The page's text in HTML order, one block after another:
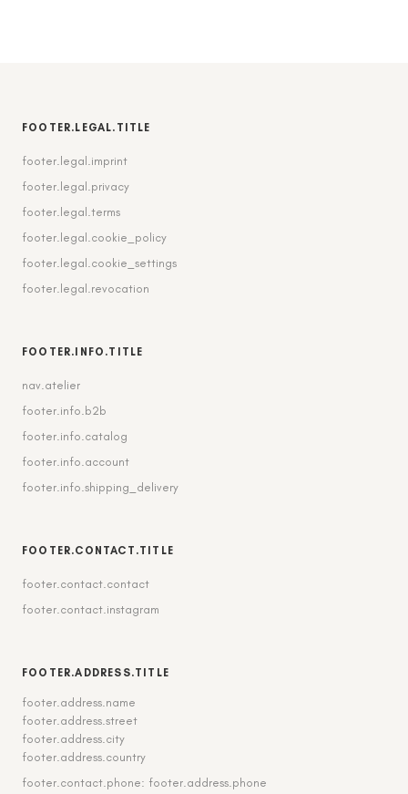
FOOTER.LEGAL.TITLE
footer.legal.imprint
footer.legal.privacy
footer.legal.terms
footer.legal.cookie_policy
footer.legal.cookie_settings
footer.legal.revocation
FOOTER.INFO.TITLE
nav.atelier
footer.info.b2b
footer.info.catalog
footer.info.account
footer.info.shipping_delivery
FOOTER.CONTACT.TITLE
footer.contact.contact
footer.contact.instagram
FOOTER.ADDRESS.TITLE
footer.address.name
footer.address.street
footer.address.city
footer.address.country
footer.contact.phone: footer.address.phone